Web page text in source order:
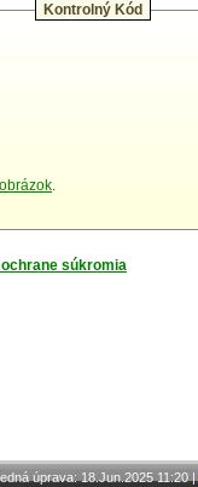
Kontrolný Kód
.
súkromia
úprava: 18.Jun.2025 11:20 |